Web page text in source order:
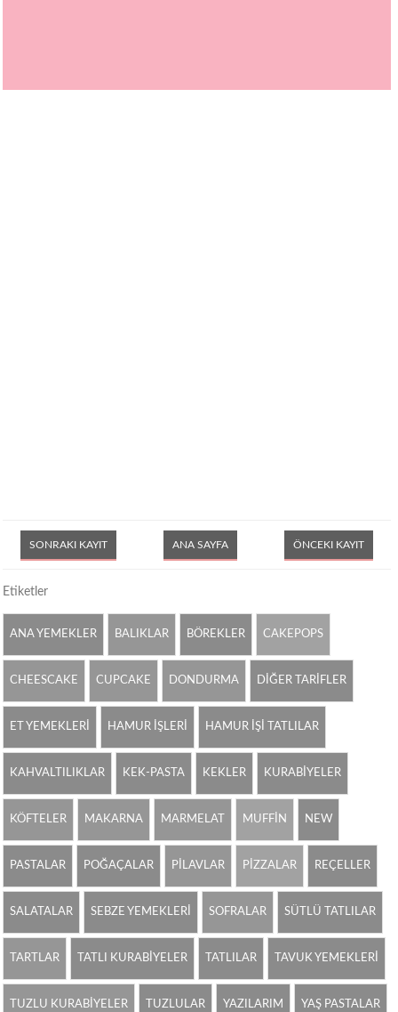
SONRAKI KAYIT ÖNCEKI KAYIT
ANA SAYFA
Etiketler
ANA YEMEKLER BALIKLAR BÖREKLER CAKEPOPS
CHEESCAKE CUPCAKE DONDURMA DİĞER TARİFLER
ET YEMEKLERİ HAMUR İŞLERİ HAMUR İŞİ TATLILAR
KAHVALTILIKLAR KEK-PASTA KEKLER KURABİYELER
KÖFTELER MAKARNA MARMELAT MUFFİN NEW
PASTALAR POĞAÇALAR PİLAVLAR PİZZALAR REÇELLER
SALATALAR SEBZE YEMEKLERİ SOFRALAR SÜTLÜ TATLILAR
TARTLAR TATLI KURABİYELER TATLILAR TAVUK YEMEKLERİ
TUZLU KURABİYELER TUZLULAR YAZILARIM YAŞ PASTALAR